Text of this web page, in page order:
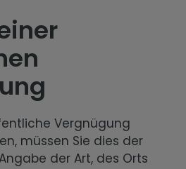
Vergnügung
müssen Sie dies der
der Art, des Orts